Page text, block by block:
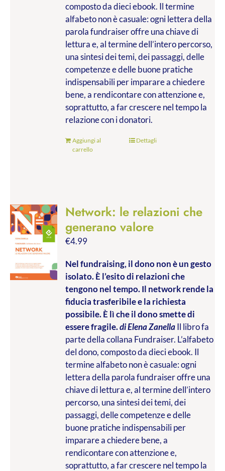
composto da dieci ebook. Il termine
alfabeto non è casuale: ogni lettera della
parola fundraiser offre una chiave di
lettura e, al termine dell’intero percorso,
una sintesi dei temi, dei passaggi, delle
competenze e delle buone pratiche
indispensabili per imparare a chiedere
bene, a rendicontare con attenzione e,
soprattutto, a far crescere nel tempo la
relazione con i donatori.
Aggiungi al
carrello
Dettagli
Network: le relazioni che
generano valore
€4.99
Nel fundraising, il dono non è un gesto
isolato. È l’esito di relazioni che
tengono nel tempo. Il network rende la
fiducia trasferibile e la richiesta
possibile. È lì che il dono smette di
essere fragile.di Elena ZanellaIl libro fa
parte della collana Fundraiser. L’alfabeto
del dono, composto da dieci ebook. Il
termine alfabeto non è casuale: ogni
lettera della parola fundraiser offre una
chiave di lettura e, al termine dell’intero
percorso, una sintesi dei temi, dei
passaggi, delle competenze e delle
buone pratiche indispensabili per
imparare a chiedere bene, a
rendicontare con attenzione e,
soprattutto, a far crescere nel tempo la